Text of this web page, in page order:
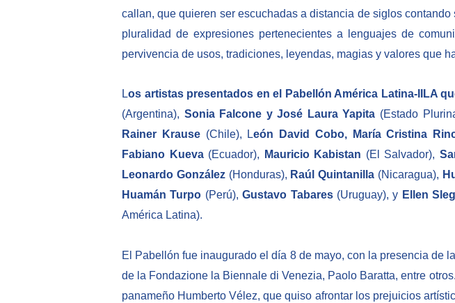
callan, que quieren ser escuchadas a distancia de siglos
pluralidad de expresiones pertenecientes a lenguajes de
pervivencia de usos, tradiciones, leyendas, magias y valores que
Los artistas presentados en el Pabellón América Latina-IILA
(Argentina), Sonia Falcone y José Laura Yapita (Estado
Rainer Krause(Chile), León David Cobo, María Cristina
Fabiano Kueva(Ecuador), Mauricio Kabistan (El Salvador),
Leonardo González(Honduras), Raúl Quintanilla (Nicaragua),
Huamán Turpo (Perú),Gustavo Tabares(Uruguay), y Ellen
América Latina).
El Pabellón fue inaugurado el día 8 de mayo, con la presencia de
de la Fondazione la Biennale di Venezia, Paolo Baratta, entre
panameño Humberto Vélez, que quiso afrontar los prejuicios